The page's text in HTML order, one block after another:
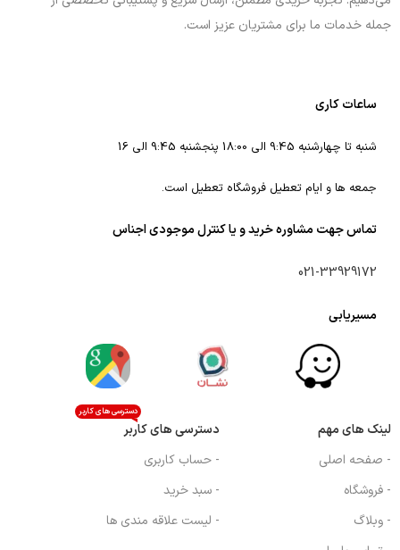
جمله خدمات ما برای مشتریان عزیز است.
ساعات کاری
شنبه تا چهارشنبه 9:45 الی 18:00 پنجشنبه 9:45 الی 16
جمعه ها و ایام تعطیل فروشگاه تعطیل است.
تماس جهت مشاوره خرید و یا کنترل موجودی اجناس
021-33929172
مسیریابی
لینک های مهم
- صفحه اصلی
- فروشگاه
- وبلاگ
دسترسی های کاربر
دسترسی های کاربر
- حساب کاربری
- سبد خرید
- لیست علاقه مندی ها